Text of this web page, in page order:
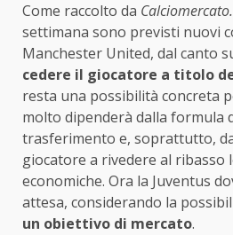
Come raccolto da
settimana sono previsti nuovi
Manchester United, dal canto
cedere il giocatore a titolo
resta una possibilità concreta
molto dipenderà dalla formula
trasferimento e, soprattutto,
giocatore a rivedere al ribasso
economiche. Ora la Juventus
attesa, considerando la
un obiettivo di mercato.